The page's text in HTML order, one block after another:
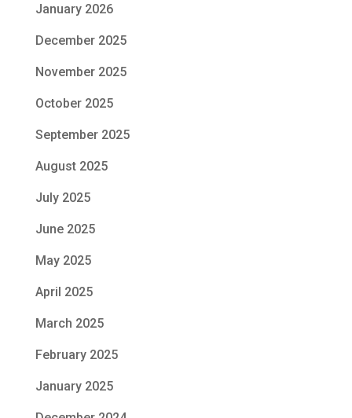
January 2026
December 2025
November 2025
October 2025
September 2025
August 2025
July 2025
June 2025
May 2025
April 2025
March 2025
February 2025
January 2025